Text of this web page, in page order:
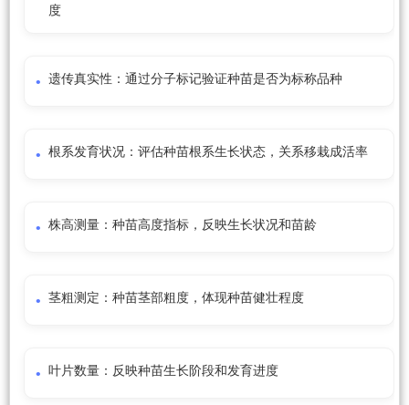
度
遗传真实性：通过分子标记验证种苗是否为标称品种
根系发育状况：评估种苗根系生长状态，关系移栽成活率
株高测量：种苗高度指标，反映生长状况和苗龄
茎粗测定：种苗茎部粗度，体现种苗健壮程度
叶片数量：反映种苗生长阶段和发育进度